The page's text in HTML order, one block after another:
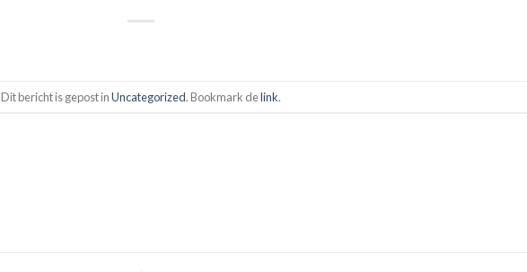
Dit bericht is gepost inUncategorized. Bookmark delink.